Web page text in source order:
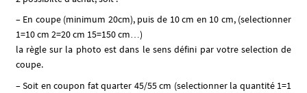
– En coupe (minimum 20cm), puis de 10 cm en 10 cm, (selectionner
1=10 cm 2=20 cm 15=150 cm…)
la règle sur la photo est dans le sens défini par votre selection de
coupe.
– Soit en coupon fat quarter 45/55 cm (selectionner la quantité 1=1